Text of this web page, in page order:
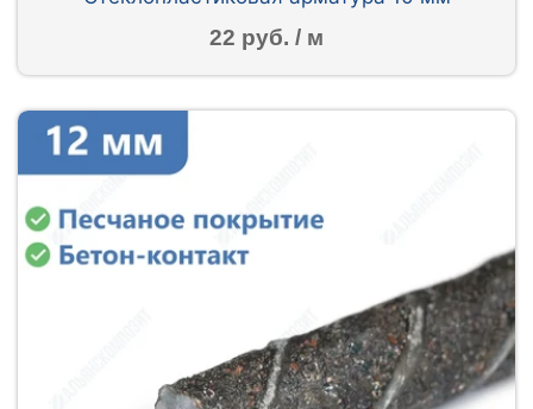
22 руб. / м